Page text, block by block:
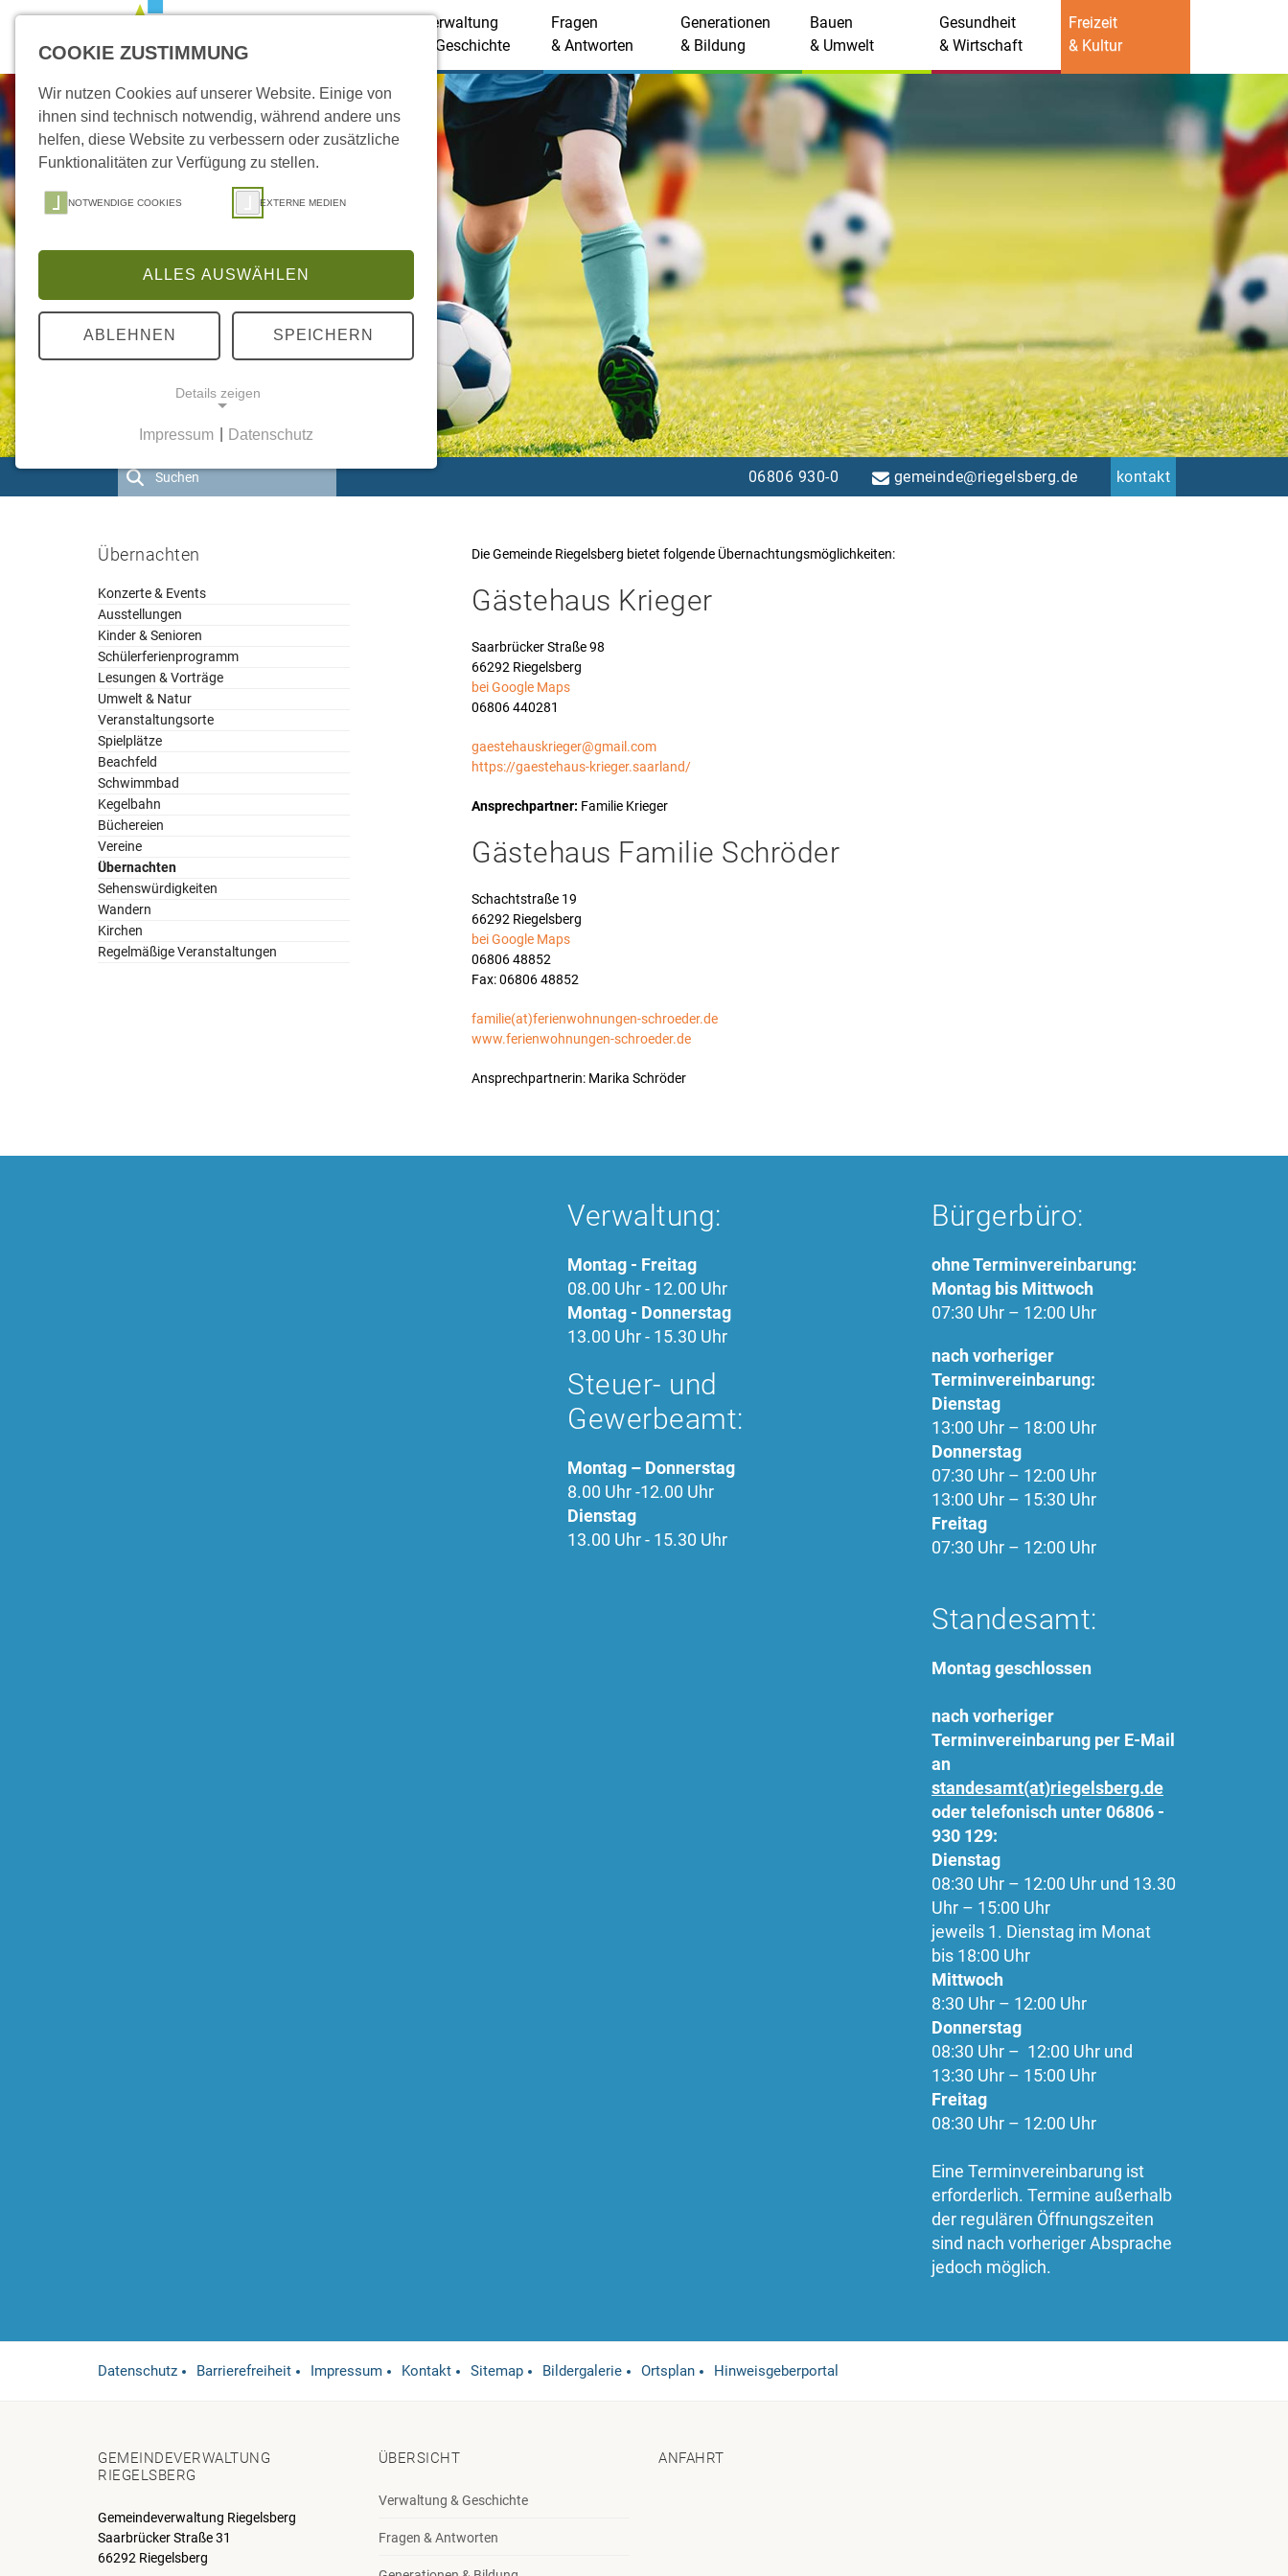
Zum Inhalt springenZur Suche springenZum Kontakt springen
Verwaltung
& Geschichte
Fragen
& Antworten
Generationen
& Bildung
Bauen
& Umwelt
Gesundheit
& Wirtschaft
Freizeit
& Kultur
06806 930-0 gemeinde@riegelsberg.de kontakt
Übernachten
Konzerte & Events
Ausstellungen
Kinder & Senioren
Schülerferienprogramm
Lesungen & Vorträge
Umwelt & Natur
Veranstaltungsorte
Spielplätze
Beachfeld
Schwimmbad
Kegelbahn
Büchereien
Vereine
Übernachten
Sehenswürdigkeiten
Wandern
Kirchen
Regelmäßige Veranstaltungen
Die Gemeinde Riegelsberg bietet folgende Übernachtungsmöglichkeiten:
Gästehaus Krieger
Saarbrücker Straße 98
66292 Riegelsberg
bei Google Maps
06806 440281
gaestehauskrieger@gmail.com
https://gaestehaus-krieger.saarland/
Ansprechpartner: Familie Krieger
Gästehaus Familie Schröder
Schachtstraße 19
66292 Riegelsberg
bei Google Maps
06806 48852
Fax: 06806 48852
familie(at)ferienwohnungen-schroeder.de
www.ferienwohnungen-schroeder.de
Ansprechpartnerin: Marika Schröder
Verwaltung:
Montag - Freitag
08.00 Uhr - 12.00 Uhr
Montag - Donnerstag
13.00 Uhr - 15.30 Uhr
Steuer- und
Gewerbeamt:
Montag – Donnerstag
8.00 Uhr -12.00 Uhr
Dienstag
13.00 Uhr - 15.30 Uhr
Bürgerbüro:
ohne Terminvereinbarung:
Montag bis Mittwoch
07:30 Uhr – 12:00 Uhr
nach vorheriger
Terminvereinbarung:
Dienstag
13:00 Uhr – 18:00 Uhr
Donnerstag
07:30 Uhr – 12:00 Uhr
13:00 Uhr – 15:30 Uhr
Freitag
07:30 Uhr – 12:00 Uhr
Standesamt:
Montag geschlossen
nach vorheriger
Terminvereinbarung per E-Mail
an
standesamt(at)riegelsberg.de
oder telefonisch unter 06806 -
930 129:
Dienstag
08:30 Uhr – 12:00 Uhr und 13.30
Uhr – 15:00 Uhr
jeweils 1. Dienstag im Monat
bis 18:00 Uhr
Mittwoch
8:30 Uhr – 12:00 Uhr
Donnerstag
08:30 Uhr – 12:00 Uhr und
13:30 Uhr – 15:00 Uhr
Freitag
08:30 Uhr – 12:00 Uhr
Eine Terminvereinbarung ist
erforderlich. Termine außerhalb
der regulären Öffnungszeiten
sind nach vorheriger Absprache
jedoch möglich.
Datenschutz Barrierefreiheit Impressum Kontakt Sitemap Bildergalerie Ortsplan Hinweisgeberportal
GEMEINDEVERWALTUNG
RIEGELSBERG
Gemeindeverwaltung Riegelsberg
Saarbrücker Straße 31
66292 Riegelsberg
ÜBERSICHT
Verwaltung & Geschichte
Fragen & Antworten
ANFAHRT
COOKIE ZUSTIMMUNG
Wir nutzen Cookies auf unserer Website. Einige von
ihnen sind technisch notwendig, während andere uns
helfen, diese Website zu verbessern oder zusätzliche
Funktionalitäten zur Verfügung zu stellen.
NOTWENDIGE COOKIES EXTERNE MEDIEN
ALLES AUSWÄHLEN
ABLEHNEN SPEICHERN
Details zeigen
Notwendige Cookies ermöglichen grundlegende
Funktionen und sind für die einwandfreie Funktion
Name:
cookie_consent
Anbieter:
mindshape GmbH
Zweck:
Dieser Cookie speichert die
ausgewählten Einverständnis-
Optionen des Benutzers
Cookie
Laufzeit:
1 Jahr
Cookie
Impressum Datenschutz